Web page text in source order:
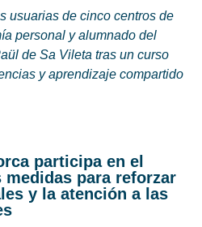
usuarias de cinco centros de
personal y alumnado del
de Sa Vileta tras un curso
y aprendizaje compartido
participa en el
para reforzar
y la atención a las